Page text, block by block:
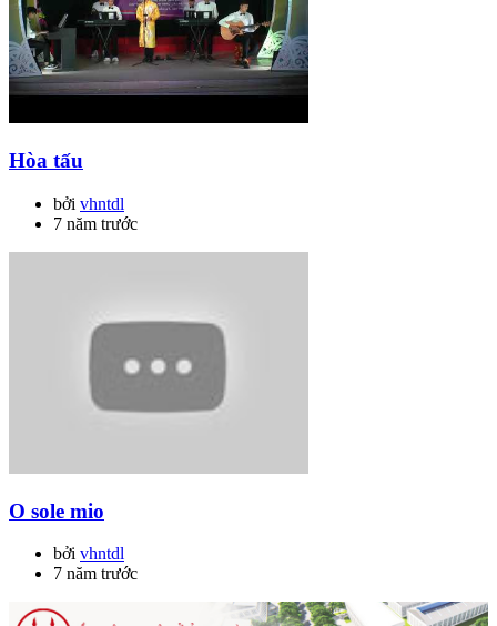
Hòa tấu
bởi vhntdl
7 năm trước
O sole mio
bởi vhntdl
7 năm trước